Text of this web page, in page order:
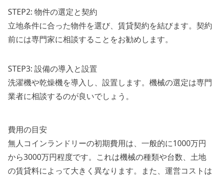
STEP2: 物件の選定と契約
立地条件に合った物件を選び、賃貸契約を結びます。契約
前には専門家に相談することをお勧めします。
STEP3: 設備の導入と設置
洗濯機や乾燥機を導入し、設置します。機械の選定は専門
業者に相談するのが良いでしょう。
費用の目安
無人コインランドリーの初期費用は、一般的に1000万円
から3000万円程度です。これは機械の種類や台数、土地
の賃貸料によって大きく異なります。また、運営コストは